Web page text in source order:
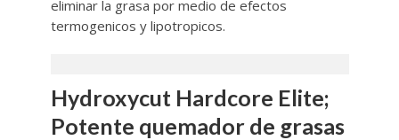
eliminar la grasa por medio de efectos
termogenicos y lipotropicos.
Hydroxycut Hardcore Elite;
Potente quemador de grasas